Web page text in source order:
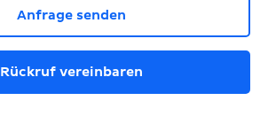
Anfrage senden
Rückruf vereinbaren